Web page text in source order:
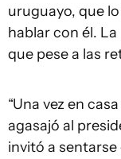
uruguayo, que
hablar con él.
que pese a las
“Una vez en
agasajó al
invitó a sentarse